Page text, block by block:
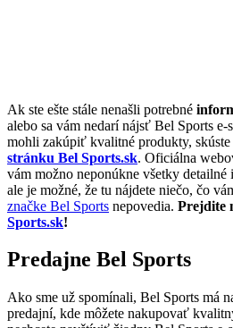
Ak ste ešte stále nenašli potrebné
alebo sa vám nedarí nájsť Bel Sports
mohli zakúpiť kvalitné produkty,
stránku Bel Sports.sk. Oficiálna
vám možno neponúkne všetky
ale je možné, že tu nájdete niečo, čo
značke Bel Sports nepovedia. Prejdite
Sports.sk!
Predajne Bel Sports
Ako sme už spomínali, Bel Sports má
predajní, kde môžete nakupovať